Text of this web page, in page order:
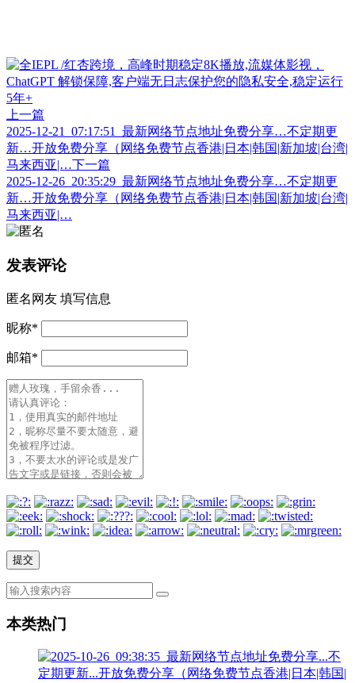
上一篇
2025-12-21_07:17:51_最新网络节点地址免费分享…不定期更
新…开放免费分享（网络免费节点香港|日本|韩国|新加坡|台湾|
马来西亚|… 下一篇
2025-12-26_20:35:29_最新网络节点地址免费分享…不定期更
新…开放免费分享（网络免费节点香港|日本|韩国|新加坡|台湾|
马来西亚|…
发表评论
匿名网友 填写信息
昵称*
邮箱*
本类热门